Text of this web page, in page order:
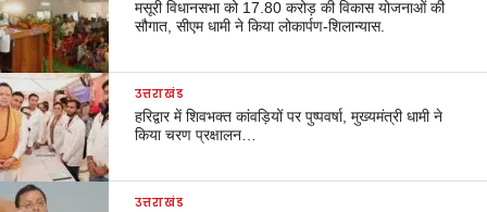
मसूरी विधानसभा को 17.80 करोड़ की विकास योजनाओं की
सौगात, सीएम धामी ने किया लोकार्पण-शिलान्यास.
उत्तराखंड
हरिद्वार में शिवभक्त कांवड़ियों पर पुष्पवर्षा, मुख्यमंत्री धामी ने
किया चरण प्रक्षालन…
उत्तराखंड